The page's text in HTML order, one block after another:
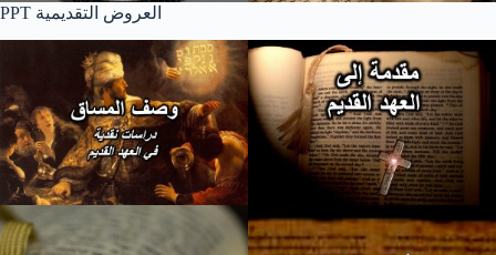
PPT العروض التقديمية